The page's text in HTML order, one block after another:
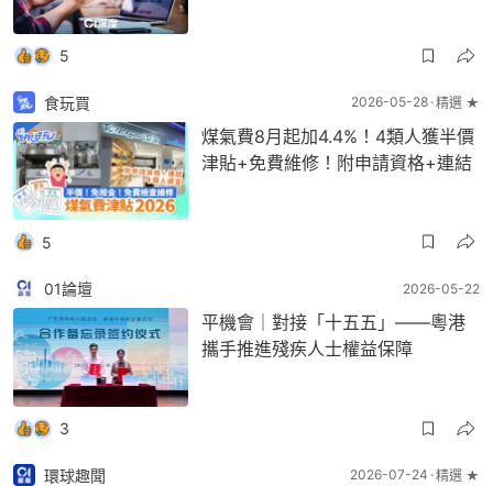
5
食玩買 2026-05-28 精選 ★
煤氣費8月起加4.4%！4類人獲半價
津貼+免費維修！附申請資格+連結
5
01論壇 2026-05-22
平機會｜對接「十五五」——粵港
攜手推進殘疾人士權益保障
3
環球趣聞 2026-07-24 精選 ★